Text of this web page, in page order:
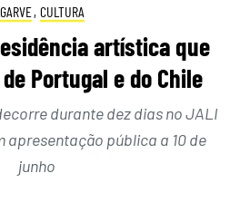
, CULTURA
artística que
Portugal e do Chile
durante dez dias no JALI
apresentação pública a 10 de
junho